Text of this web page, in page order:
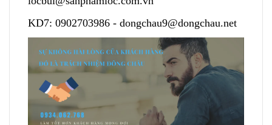
KD7: 0902703986 - dongchau9@dongchau.net